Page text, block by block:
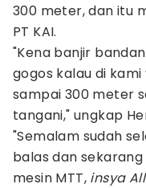
300 meter, dan itu
PT KAI.
"Kena banjir
gogos kalau di
sampai 300 meter
tangani," ungkap
"Semalam sudah
balas dan
mesin MTT, insya